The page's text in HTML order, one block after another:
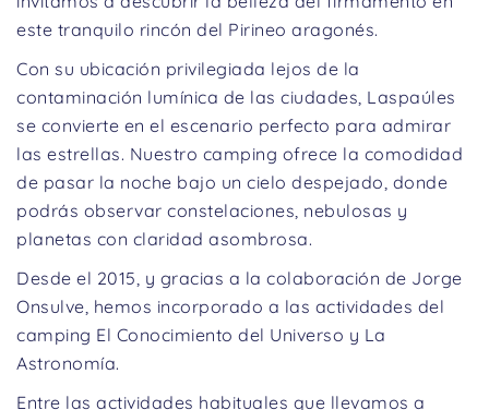
este tranquilo rincón del Pirineo aragonés.
Con su ubicación privilegiada lejos de la
contaminación lumínica de las ciudades, Laspaúles
se convierte en el escenario perfecto para admirar
las estrellas. Nuestro camping ofrece la comodidad
de pasar la noche bajo un cielo despejado, donde
podrás observar constelaciones, nebulosas y
planetas con claridad asombrosa.
Desde el 2015, y gracias a la colaboración de Jorge
Onsulve, hemos incorporado a las actividades del
camping El Conocimiento del Universo y La
Astronomía.
Entre las actividades habituales que llevamos a